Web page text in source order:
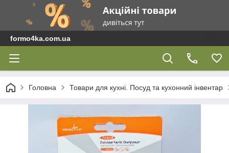
formo4ka.com.ua
Головна Товари для кухні. Посуд та кухонний інвентар